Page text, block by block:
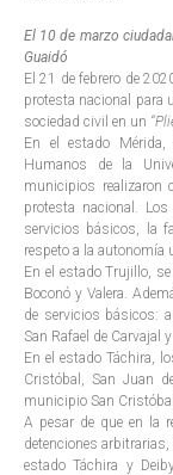
El 10 de marzo
Guaidó
El 21 de febrero de
protesta nacional para
sociedad civil en un
En el estado Mérida,
Humanos de la
municipios realizaron
protesta nacional.
servicios básicos, la
respeto a la autonomía
En el estado Trujillo,
Boconó y Valera.
de servicios básicos:
San Rafael de Carvajal
En el estado Táchira,
Cristóbal, San Juan
municipio San
A pesar de que en la
detenciones
estado Táchira y